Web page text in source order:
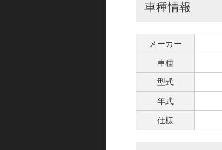
車種情報
メーカー
車種
型式
年式
仕様